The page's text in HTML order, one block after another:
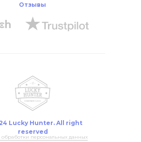
обработки персональных данных
Lucky Hunter. All right
reserved
Отзывы